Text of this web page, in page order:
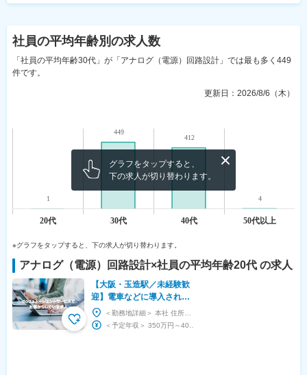
社員の平均年齢別の求人数
「社員の平均年齢30代」が「アナログ（電源）回路設計」では最も多く449
件です。
更新日： 2026/8/6（木）
グラフをタップすると、
下の求人が切り替わります。
※グラフをタップすると、下の求人が切り替わります。
アナログ（電源）回路設計×社員の平均年齢20代の求人
【大阪・玉造駅／未経験歓
迎】電車などに導入されて
いる制御設計／鉄道業界に
貢献するモノづくりに挑戦